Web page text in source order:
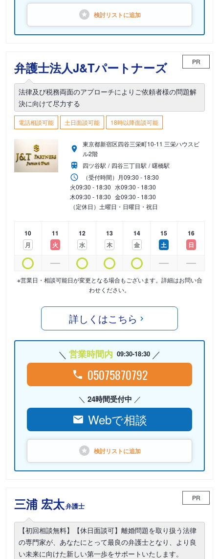
検討リストに追加
弁護士法人J&Tパートナーズ PR
法律及び税務両面のアプローチによりご依頼者様の問題解
決に向けて尽力する
電話相談可能 土日面談可能 18時以降面談可能
東京都新宿区四谷三栄町10-11 三栄ハウスビ
ル2階
四ツ谷駅
四谷三丁目駅
曙橋駅
（受付時間） 月09:30 - 18:30
火09:30 - 18:30 水09:30 - 18:30
木09:30 - 18:30 金09:30 - 18:30
（定休日）土曜日・日曜日・祝日
10
月
11
火
12
水
13
木
14
金
15
土
16
日
※営業日・相談可能日が変更となる場合もございます。詳細はお問い合
わせください。
詳しくはこちら
営業時間内 09:30-18:30
05075870792
24時間受付中
Webで相談
検討リストに追加
三浦 宏太弁護士
PR
【初回相談無料】【休日面談可】離婚問題を取り扱う法律
の専門家が、あなたにとって最良の弁護士となり、より良
い未来に向けた新しい第一歩をサポートいたします。